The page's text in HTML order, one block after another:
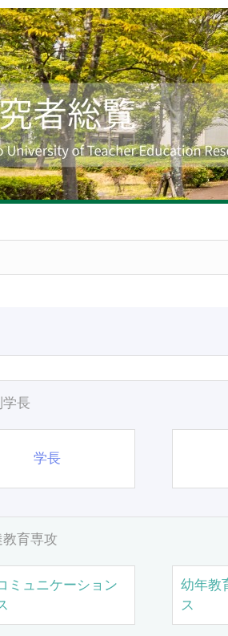
学長
学長
教育専攻
ミュニケーション
幼年教
ス